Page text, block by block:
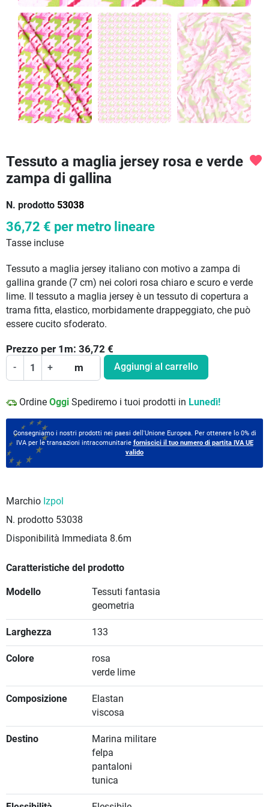
Tessuto a maglia jersey rosa e verde
zampa di gallina
N. prodotto 53038
favorite
36,72 € per metro lineare
Tasse incluse
Tessuto a maglia jersey italiano con motivo a zampa di
gallina grande (7 cm) nei colori rosa chiaro e scuro e verde
lime. Il tessuto a maglia jersey è un tessuto di copertura a
trama fitta, elastico, morbidamente drappeggiato, che può
essere cucito sfoderato.
Prezzo per 1 m: 36,72 €
- + m Aggiungi al carrello
Ordine Oggi Spediremo i tuoi prodotti in Lunedì!
Consegniamo i nostri prodotti nei paesi dell'Unione Europea. Per ottenere lo 0% di
IVA per le transazioni intracomunitarie forniscici il tuo numero di partita IVA UE
valido
Marchio Izpol
N. prodotto 53038
Disponibilità Immediata 8.6m
Caratteristiche del prodotto
Modello
Tessuti fantasia
geometria
Larghezza 133
Colore
rosa
verde lime
Composizione
Elastan
viscosa
Destino
Marina militare
felpa
pantaloni
tunica